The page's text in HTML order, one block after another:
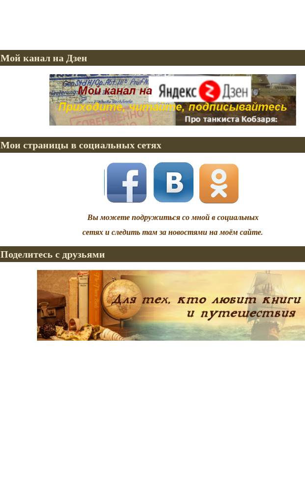
Мой канал на Дзен
Мои страницы в социальных сетях
Вы можете подружиться со мной в социальных
сетях и следить там за новостями на моём сайте.
Поделитесь с друзьями